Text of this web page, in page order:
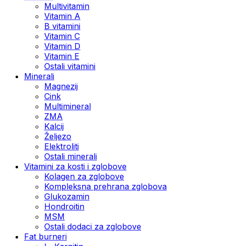
Multivitamin
Vitamin A
B vitamini
Vitamin C
Vitamin D
Vitamin E
Ostali vitamini
Minerali
Magnezij
Cink
Multimineral
ZMA
Kalcij
Željezo
Elektroliti
Ostali minerali
Vitamini za kosti i zglobove
Kolagen za zglobove
Kompleksna prehrana zglobova
Glukozamin
Hondroitin
MSM
Ostali dodaci za zglobove
Fat burneri